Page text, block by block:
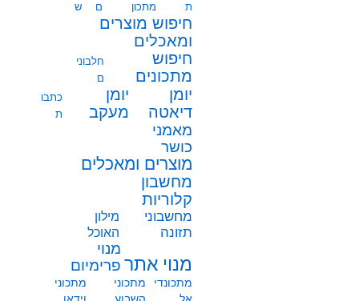
ת
מתכון
ם
ש
חיפוש מוצרים
ומאכלים
חיפוש
מתכונים
חלבוני
ם
יומן
דיאטה
יומן
מעקב
כתבו
ת
מאמני
כושר
מוצרים ומאכלים
מחשבון
קלוריות
מחשבוני
תזונה
מילון
האוכל
מנוי אתר
מנוי
פרימיום
מתכונדי
מתכוני
מתכוני